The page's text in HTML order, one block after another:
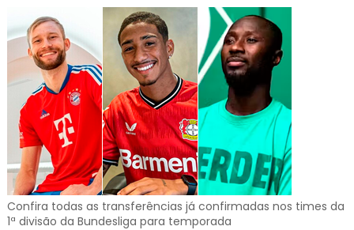
Confira todas as transferências já confirmadas nos times da
1ª divisão da Bundesliga para temporada